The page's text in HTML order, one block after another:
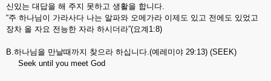
신있는 대답을 해 주지 못하고 생활을 합니다.
“주 하나님이 가라사다 나는 알파와 오메가라 이제도 있고 전에도 있었고
장차 올 자요 전능한 자라 하시더라”(요계1:8)
B.하나님을 만날때까지 찾으라 하십니다.(예레미야 29:13) (SEEK)
Seek until you meet God